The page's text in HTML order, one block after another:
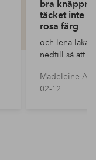
bra
täcket inte
rosa färg
och lena
nedtill så att
Madeleine A
02-12